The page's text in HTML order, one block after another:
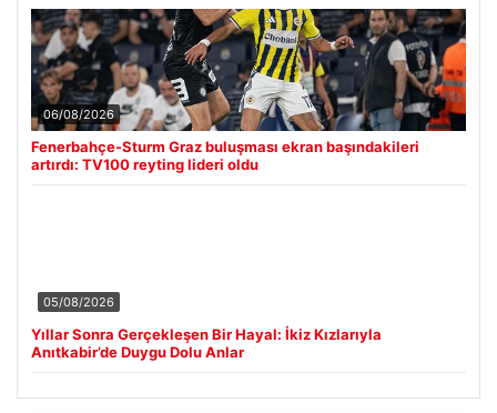
06/08/2026
Fenerbahçe-Sturm Graz buluşması ekran başındakileri
artırdı: TV100 reyting lideri oldu
05/08/2026
Yıllar Sonra Gerçekleşen Bir Hayal: İkiz Kızlarıyla
Anıtkabir’de Duygu Dolu Anlar